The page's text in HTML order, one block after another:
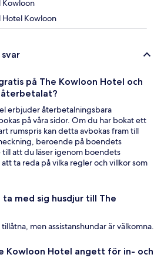
Kowloon
Hotel Kowloon
på The Kowloon Hotel och
erbjuder återbetalningsbara
på våra sidor. Om du har bokat ett
rumspris kan detta avbokas fram till
beroende på boendets
till att du läser igenom boendets
ta reda på vilka regler och villkor som
med sig husdjur till The
men assistanshundar är välkomna.
Kowloon Hotel angett för in- och